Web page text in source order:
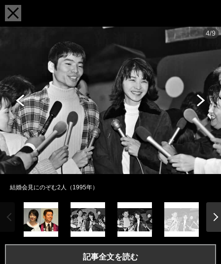
4/9
結婚会見にのぞむ2人（1995年）
記事全文を読む